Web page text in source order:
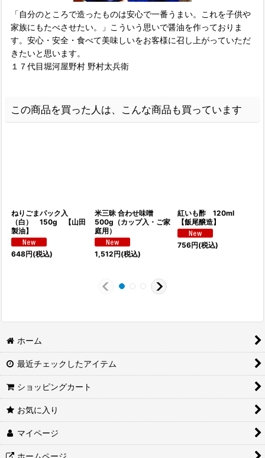
「自分のところで造ったものは安心で一番うまい。これを子供や
家族にもたべさせたい。」こういう思いで醤油を作っておりま
す。安心・安全・食べて美味しいをお客様に召し上がっていただ
きたいと思います。
１７代目堀河屋野村 野村太兵衛
この商品を買った人は、こんな商品も買っています
ねりごまパック入
（白） 150g 【山田
製油】
648円(税込)
米三昧 合わせ味噌
500g（カップ入・ご家
庭用）
1,512円(税込)
紅いも酢 120ml
【飯尾醸造】
756円(税込)
ホーム
最近チェックしたアイテム
ショッピングカート
お気に入り
マイページ